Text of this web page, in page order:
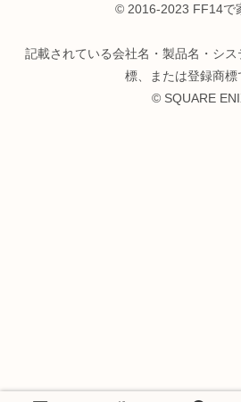
© 2016-2023 FF14で
記載されている会社名・製品名・シ
標、または登録商標
© SQUARE